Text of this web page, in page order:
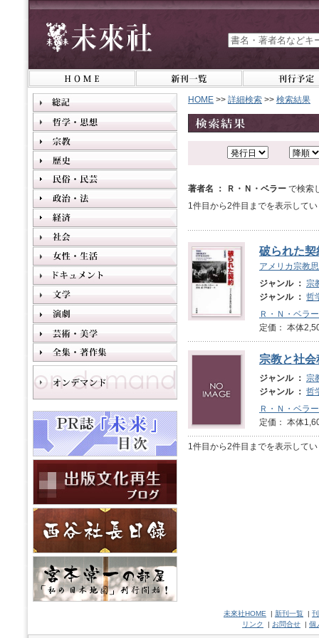
HOME >> 詳細検索 >> 検索結果
著者名 ： Ｒ・Ｎ・ベラー で検索
1件目から2件目までを表示して
破られた契
アメリカ宗教
ジャンル ： 宗
ジャンル ： 哲
Ｒ・Ｎ・ベラー
定価： 本体
宗教と社
ジャンル ： 宗
ジャンル ： 哲
Ｒ・Ｎ・ベラー
定価： 本体
1件目から2件目までを表示して
未來社HOME | 新刊一覧 |
リンク
| お問合せ | 個